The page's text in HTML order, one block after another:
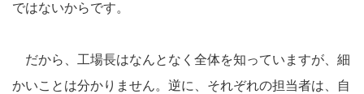
ではないからです。
だから、工場長はなんとなく全体を知っていますが、細
かいことは分かりません。逆に、それぞれの担当者は、自